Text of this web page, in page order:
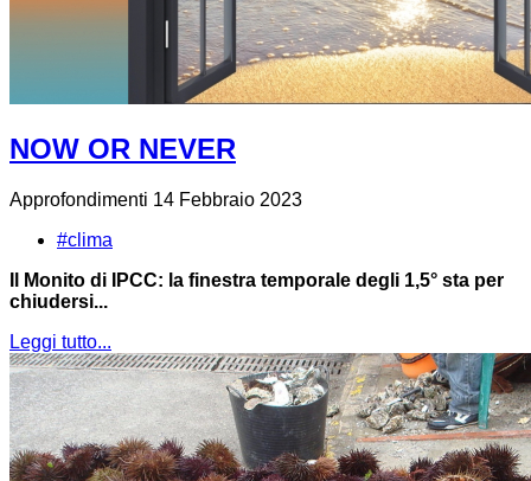
NOW OR NEVER
Approfondimenti 14 Febbraio 2023
#clima
Il Monito di IPCC: la finestra temporale degli 1,5° sta per
chiudersi...
Leggi tutto...